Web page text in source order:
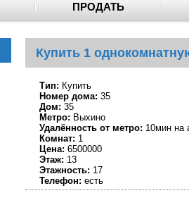
ПРОДАТЬ
Купить 1
Тип: Купить
Номер дома: 35
Дом: 35
Метро: Выхино
Удалённость от метро: 10мин на
Комнат: 1
Цена: 6500000
Этаж: 13
Этажность: 17
Телефон: есть